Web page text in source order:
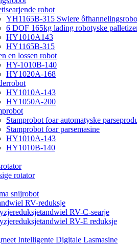
robot
YH1165B-315 Swiere
6 DOF 165kg lading robotyske
HY1010A143
HY1165B-315
en lossen robot
HY-1010B-140
HY1020A-168
HY1010A-143
HY1050A-200
Stamprobot foar automatyske
Stamprobot foar parsemasine
HY1010A-143
HY1010B-140
rotator
snijrobot
RV-reduksje
RV-C-searje
RV-E reduksje
Intelligente Digitale Lasmasine